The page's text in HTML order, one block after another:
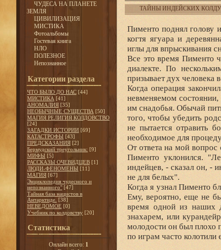
ЧУДЕСА НА ПЛАНЕТЕ
ЗЕМЛЯ
ЦИВИЛИЗАЦИЯ
МИСТИКА
Фотоальбомы
Гостевая книга
НЛО
ПОЛЕЗНОЕ
Непознанное
Категории раздела
ЧТО БЫЛО ДО НАС [44]
МИСТИКА [41]
АНОМАЛИЯ [35]
НЕОБЫЧНЫЕ СУЩЕСТВА [50]
МАГИЯ РЕЛИГИЯ КОЛДОВСТВО
[24]
ЗАГАДКИ ИСТОРИИ [69]
КАТАСТРОФЫ [43]
ПРЕДСКАЗАНИЯ [2]
Бермудский треугольник: [9]
МИФЫ [5]
РАССКАЗЫ ОЧЕВИДЦЕВ [1]
ЛЮДИ-ФЕНОМЕНЫ [11]
МАГИЯ [67]
Энциклопедия чудесного и
непознанного" [47]
Тайная база нацистов в
Антарктиде. [38]
НЕВЕДОМОЕ [0]
Учебник по колдовству [20]
Статистика
Онлайн всего: 1
ТАЙНЫ ИНДЕЙСКИХ
Пименто поднял голову
когтя ягуара и
иглы для впрыскивания
Все это время Пименто
диалекте. По
призывает дух человека
Когда операция
невменяемом состоянии,
им снадобья. Обычай
того, чтобы убедить
не пытается отравить
необходимое для
От ответа на мой вопрос
Пименто уклонился.
индейцев, - сказал он, -
не для белых".
Когда я узнал Пименто
Ему, вероятно, еще не
время одной из наших
знахарем, или
молодости он был плохо
по играм часто